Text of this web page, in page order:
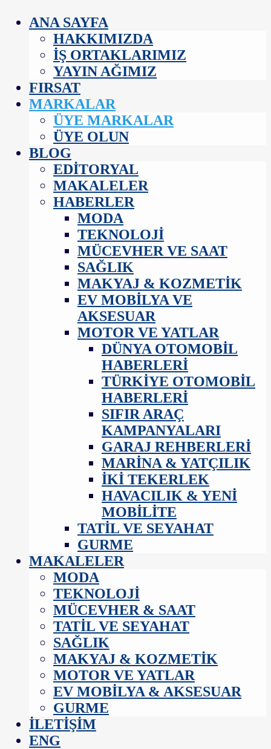
ANA SAYFA
HAKKIMIZDA
İŞ ORTAKLARIMIZ
YAYIN AĞIMIZ
FIRSAT
MARKALAR
ÜYE MARKALAR
ÜYE OLUN
BLOG
EDITORYAL
MAKALELER
HABERLER
MODA
TEKNOLOJI
MÜCEVHER VE SAAT
SAĞLIK
MAKYAJ & KOZMETIK
EV MOBILYA VE
AKSESUAR
MOTOR VE YATLAR
DÜNYA OTOMOBIL
HABERLERI
TÜRKIYE OTOMOBIL
HABERLERI
SIFIR ARAÇ
KAMPANYALARI
GARAJ REHBERLERI
MARINA & YATÇILIK
İKI TEKERLEK
HAVACILIK & YENI
MOBILITE
TATIL VE SEYAHAT
GURME
MAKALELER
MODA
TEKNOLOJI
MÜCEVHER & SAAT
TATIL VE SEYAHAT
SAĞLIK
MAKYAJ & KOZMETIK
MOTOR VE YATLAR
EV MOBILYA & AKSESUAR
GURME
İLETIŞIM
ENG